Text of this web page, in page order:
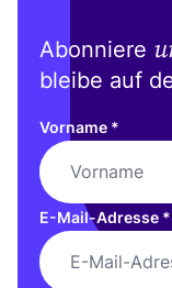
Abonniere
bleibe auf
Vorname *
E-Mail-Adresse *